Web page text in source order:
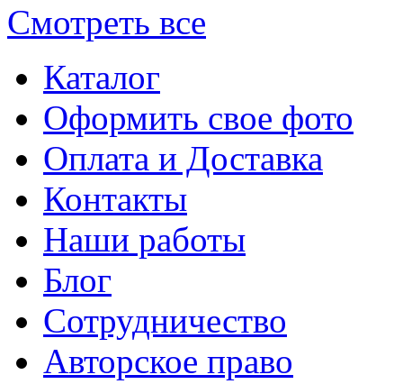
Смотреть все
Каталог
Оформить свое фото
Оплата и Доставка
Контакты
Наши работы
Блог
Сотрудничество
Авторское право